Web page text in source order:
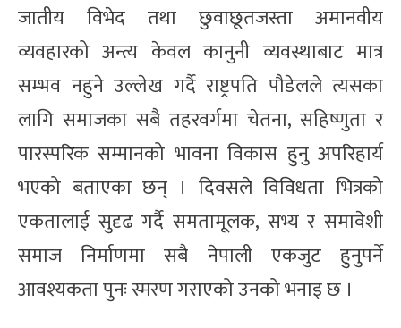
जातीय विभेद तथा छुवाछूतजस्ता अमानवीय
व्यवहारको अन्त्य केवल कानुनी व्यवस्थाबाट मात्र
सम्भव नहुने उल्लेख गर्दै राष्ट्रपति पौडेलले त्यसका
लागि समाजका सबै तहरवर्गमा चेतना, सहिष्णुता र
पारस्परिक सम्मानको भावना विकास हुनु अपरिहार्य
भएको बताएका छन् । दिवसले विविधता भित्रको
एकतालाई सुदृढ गर्दै समतामूलक, सभ्य र समावेशी
समाज निर्माणमा सबै नेपाली एकजुट हुनुपर्ने
आवश्यकता पुनः स्मरण गराएको उनको भनाइ छ ।